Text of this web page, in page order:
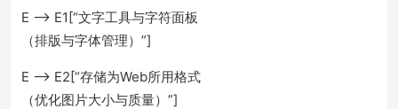
E --> E1[“文字工具与字符面板
（排版与字体管理）”]
E --> E2[“存储为Web所用格式
（优化图片大小与质量）”]